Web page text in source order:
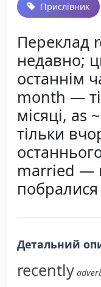
Прислівник
Переклад
недавно;
останнім
month —
місяці,
тільки
married —
побралися
Детальний
recently